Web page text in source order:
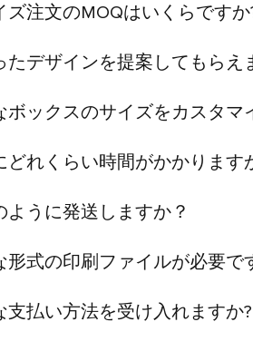
ズ注文のMOQはいくらですか
たデザインを提案してもらえ
ボックスのサイズをカスタマ
どれくらい時間がかかります
ように発送しますか？
形式の印刷ファイルが必要で
支払い方法を受け入れますか?